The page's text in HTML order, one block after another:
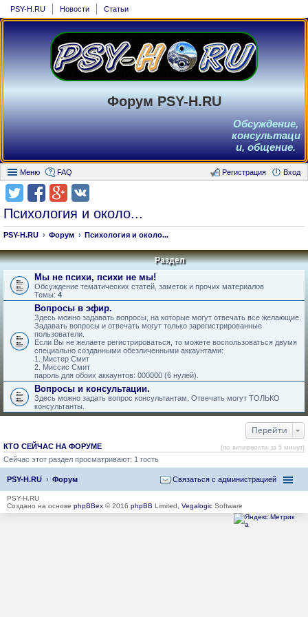
PSY-H.RU Новости Статьи
Форум PSY-H.RU
Обсуждение,
консультаци
и, общение.
Меню FAQ Вход
Регистрация
Психология и около...
PSY-H.RU Форум Психология и около...
Раздел
Мы не психи, психи не мы!
Обсуждение тематических статей, заметок и прочих материалов
Темы: 4
Вопросы в эфир.
Здесь можно задавать вопросы, на которые могут отвечать все желающие.
Задавать вопросы и отвечать могут только зарегистрированные
пользователи.
Если Вы не желаете регистрироваться, то можете воспользоваться двумя
специально созданными обезличенными аккаунтами:
1. Мистер Смит
2. Миссис Смит
пароль для обоих аккаунтов: 000000 (6 нулей).
Вопросы и консультации.
Здесь можно задать вопрос консультантам. Отвечать могут ТОЛЬКО
консультанты.
Перейти
КТО СЕЙЧАС НА ФОРУМЕ (по активности за 5 минут)
Сейчас этот раздел просматривают: 1 гость
PSY-H.RU Форум Связаться с администрацией
PSY-H.RU
Создано на основе phpBBex © 2016 phpBB Limited, Vegalogic Software